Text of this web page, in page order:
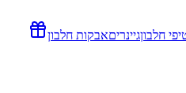
חלבוןגיינריםאבקות חלבון